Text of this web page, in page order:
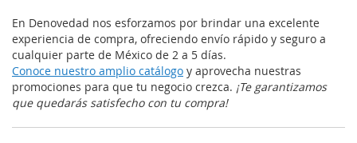
En Denovedad nos esforzamos por brindar una excelente
experiencia de compra, ofreciendo envío rápido y seguro a
cualquier parte de México de 2 a 5 días.
Conoce nuestro amplio catálogo y aprovecha nuestras
promociones para que tu negocio crezca. ¡Te garantizamos
que quedarás satisfecho con tu compra!